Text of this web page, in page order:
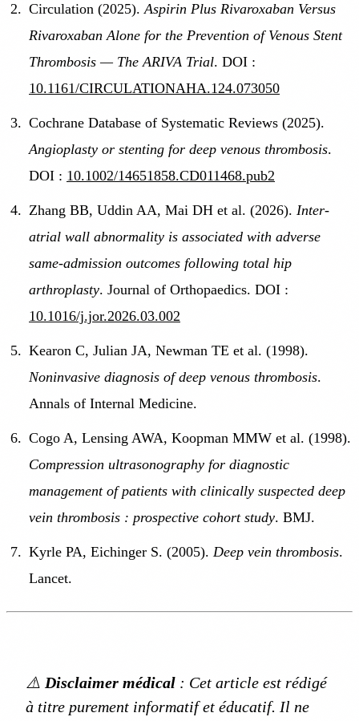
Circulation (2025).Aspirin Plus Rivaroxaban Versus
Rivaroxaban Alone for the Prevention of Venous Stent
Thrombosis — The ARIVA Trial. DOI :
10.1161/CIRCULATIONAHA.124.073050
Cochrane Database of Systematic Reviews (2025).
Angioplasty or stenting for deep venous thrombosis.
DOI : 10.1002/14651858.CD011468.pub2
Zhang BB, Uddin AA, Mai DH et al. (2026). Inter-
atrial wall abnormality is associated with adverse
same-admission outcomes following total hip
arthroplasty. Journal of Orthopaedics. DOI :
10.1016/j.jor.2026.03.002
Kearon C, Julian JA, Newman TE et al. (1998).
Noninvasive diagnosis of deep venous thrombosis.
Annals of Internal Medicine.
Cogo A, Lensing AWA, Koopman MMW et al. (1998).
Compression ultrasonography for diagnostic
management of patients with clinically suspected deep
vein thrombosis : prospective cohort study. BMJ.
Kyrle PA, Eichinger S. (2005). Deep vein thrombosis.
Lancet.
⚠️ Disclaimer médical : Cet article est rédigé
à titre purement informatif et éducatif. Il ne